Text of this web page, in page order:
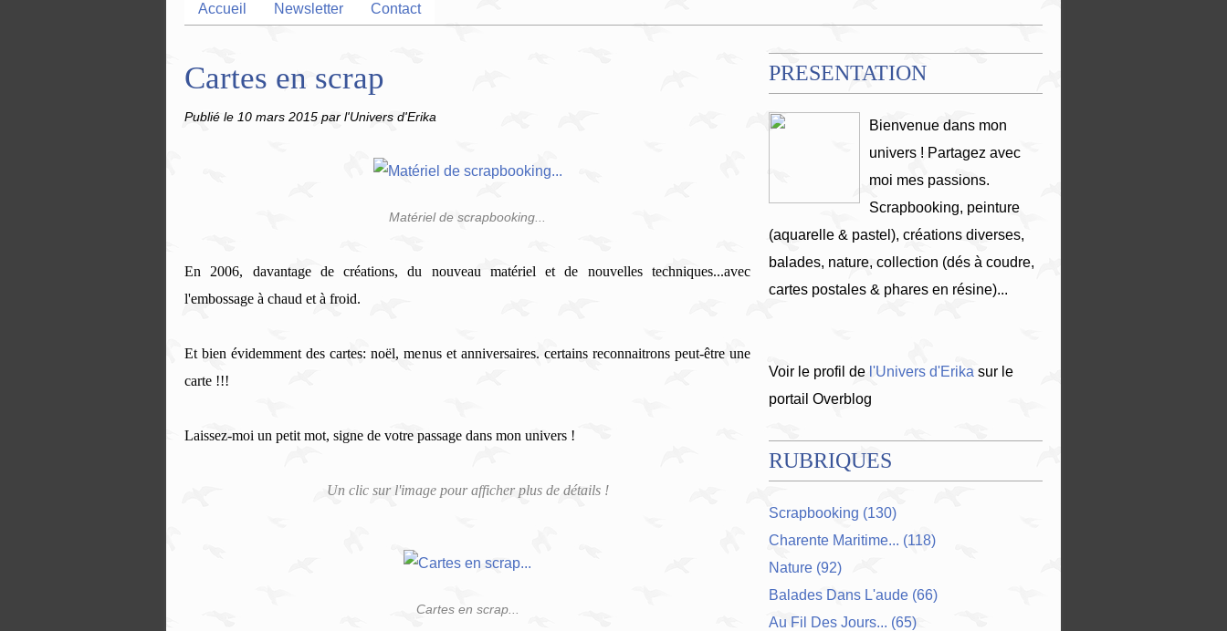
Accueil Newsletter Contact
Cartes en scrap
Publié le 10 mars 2015 par l'Univers d'Erika
Matériel de scrapbooking...
En 2006, davantage de créations, du nouveau matériel et de nouvelles techniques...avec
l'embossage à chaud et à froid.
Et bien évidemment des cartes: noël, menus et anniversaires. certains reconnaitrons peut-être une
carte !!!
Laissez-moi un petit mot, signe de votre passage dans mon univers !
Un clic sur l'image pour afficher plus de détails !
Cartes en scrap...
PRESENTATION
Bienvenue dans mon
univers ! Partagez avec
moi mes passions.
Scrapbooking, peinture
(aquarelle & pastel), créations diverses,
balades, nature, collection (dés à coudre,
cartes postales & phares en résine)...
Voir le profil de l'Univers d'Erika sur le
portail Overblog
RUBRIQUES
Scrapbooking (130)
Charente Maritime... (118)
Nature (92)
Balades Dans L'aude (66)
Au Fil Des Jours... (65)